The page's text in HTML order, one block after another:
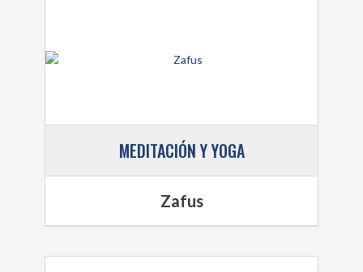
MEDITACIÓN Y YOGA
Zafus